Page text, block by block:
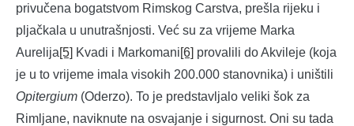
privučena bogatstvom Rimskog Carstva, prešla rijeku i
pljačkala u unutrašnjosti. Već su za vrijeme Marka
Aurelija[5] Kvadi i Markomani[6] provalili do Akvileje (koja
je u to vrijeme imala visokih 200.000 stanovnika) i uništili
Opitergium (Oderzo). To je predstavljalo veliki šok za
Rimljane, naviknute na osvajanje i sigurnost. Oni su tada